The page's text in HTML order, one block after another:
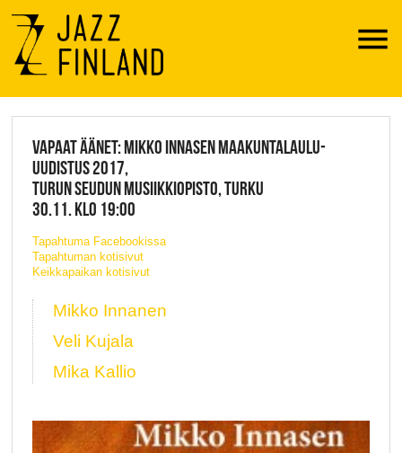
Menu
JAZZ FINLAND LIVE
VAPAAT ÄÄNET: MIKKO INNASEN MAAKUNTALAULU-
UUDISTUS 2017,
TURUN SEUDUN MUSIIKKIOPISTO, TURKU
30.11. KLO 19:00
Tapahtuma Facebookissa
Tapahtuman kotisivut
Keikkapaikan kotisivut
Mikko Innanen
Veli Kujala
Mika Kallio